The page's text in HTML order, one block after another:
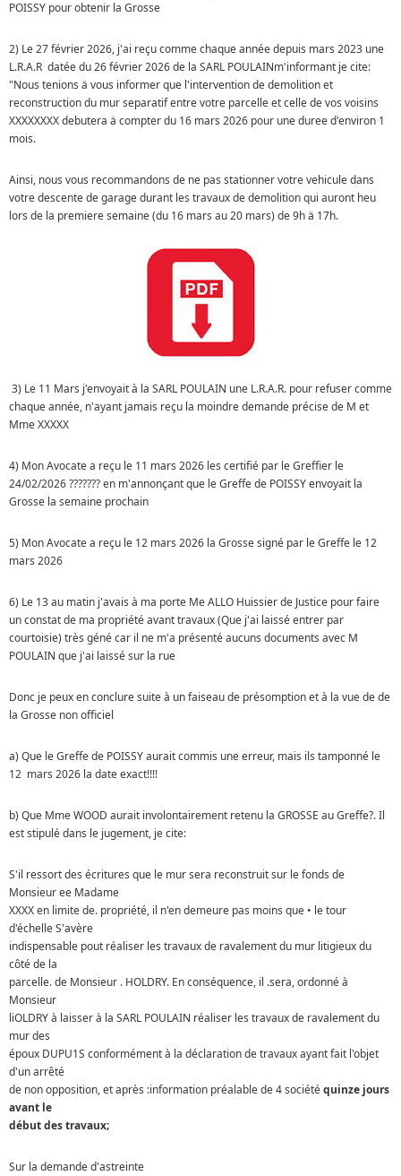
POISSY pour obtenir la Grosse
2) Le 27 février 2026, j'ai reçu comme chaque année depuis mars 2023 une
L.R.A.R datée du 26 février 2026 de la SARL POULAINm'informant je cite:
"Nous tenions ä vous informer que l'intervention de demolition et
reconstruction du mur separatif entre votre parcelle et celle de vos voisins
XXXXXXXX debutera ä compter du 16 mars 2026 pour une duree d'environ 1
mois.
Ainsi, nous vous recommandons de ne pas stationner votre vehicule dans
votre descente de garage durant les travaux de demolition qui auront heu
lors de la premiere semaine (du 16 mars au 20 mars) de 9h ä 17h.
3) Le 11 Mars j'envoyait à la SARL POULAIN une L.R.A.R. pour refuser comme
chaque année, n'ayant jamais reçu la moindre demande précise de M et
Mme XXXXX
4) Mon Avocate a reçu le 11 mars 2026 les certifié par le Greffier le
24/02/2026 ??????? en m'annonçant que le Greffe de POISSY envoyait la
Grosse la semaine prochain
5) Mon Avocate a reçu le 12 mars 2026 la Grosse signé par le Greffe le 12
mars 2026
6) Le 13 au matin j'avais à ma porte Me ALLO Huissier de Justice pour faire
un constat de ma propriété avant travaux (Que j'ai laissé entrer par
courtoisie) très géné car il ne m'a présenté aucuns documents avec M
POULAIN que j'ai laissé sur la rue
Donc je peux en conclure suite à un faiseau de présomption et à la vue de de
la Grosse non officiel
a) Que le Greffe de POISSY aurait commis une erreur, mais ils tamponné le
12 mars 2026 la date exact!!!!
b) Que Mme WOOD aurait involontairement retenu la GROSSE au Greffe?. Il
est stipulé dans le jugement, je cite:
S'il ressort des écritures que le mur sera reconstruit sur le fonds de
Monsieur ee Madame
XXXX en limite de. propriété, il n'en demeure pas moins que • le tour
d'échelle S'avère
indispensable pout réaliser les travaux de ravalement du mur litigieux du
côté de la
parcelle. de Monsieur . HOLDRY. En conséquence, il .sera, ordonné à
Monsieur
liOLDRY à laisser à la SARL POULAIN réaliser les travaux de ravalement du
mur des
époux DUPU1S conformément à la déclaration de travaux ayant fait l'objet
d'un arrêté
de non opposition, et après :information préalable de 4 sociétéquinze jours
avant le
début des travaux;
Sur la demande d'astreinte